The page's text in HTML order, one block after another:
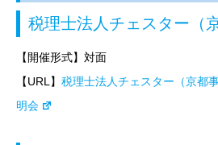
税理士法人チェスター（
【開催形式】対面
【URL】 税理士法人チェスター（京都
明会